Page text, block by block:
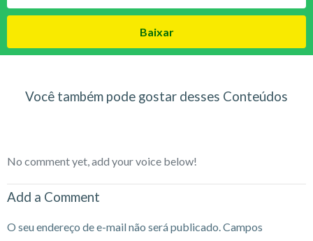
Baixar
Você também pode gostar desses Conteúdos
No comment yet, add your voice below!
Add a Comment
O seu endereço de e-mail não será publicado.Campos